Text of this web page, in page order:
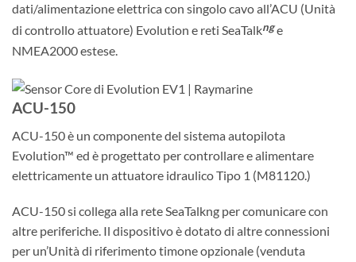
dati/alimentazione elettrica con singolo cavo all’ACU (Unità
di controllo attuatore) Evolution e reti SeaTalknge
NMEA2000 estese.
ACU-150
ACU-150 è un componente del sistema autopilota
Evolution™ ed è progettato per controllare e alimentare
elettricamente un attuatore idraulico Tipo 1 (M81120.)
ACU-150 si collega alla rete SeaTalkng per comunicare con
altre periferiche. Il dispositivo è dotato di altre connessioni
per un’Unità di riferimento timone opzionale (venduta